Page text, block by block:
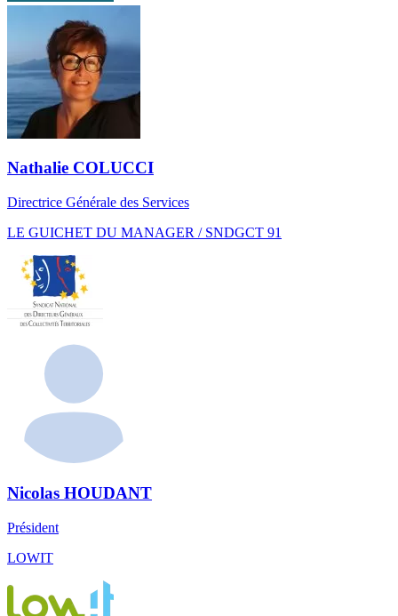
Nathalie COLUCCI
Directrice Générale des Services
LE GUICHET DU MANAGER / SNDGCT 91
Nicolas HOUDANT
Président
LOWIT